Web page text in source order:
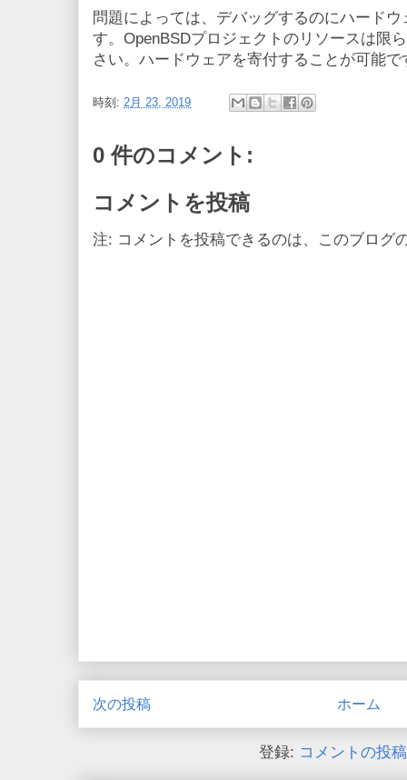
問題によっては、デバッグするのにハード
す。OpenBSDプロジェクトのリソースは限
さい。ハードウェアを寄付することが可能で
時刻: 2月 23, 2019
0 件のコメント:
コメントを投稿
注: コメントを投稿できるのは、このブログ
次の投稿 ホーム
登録: コメントの投